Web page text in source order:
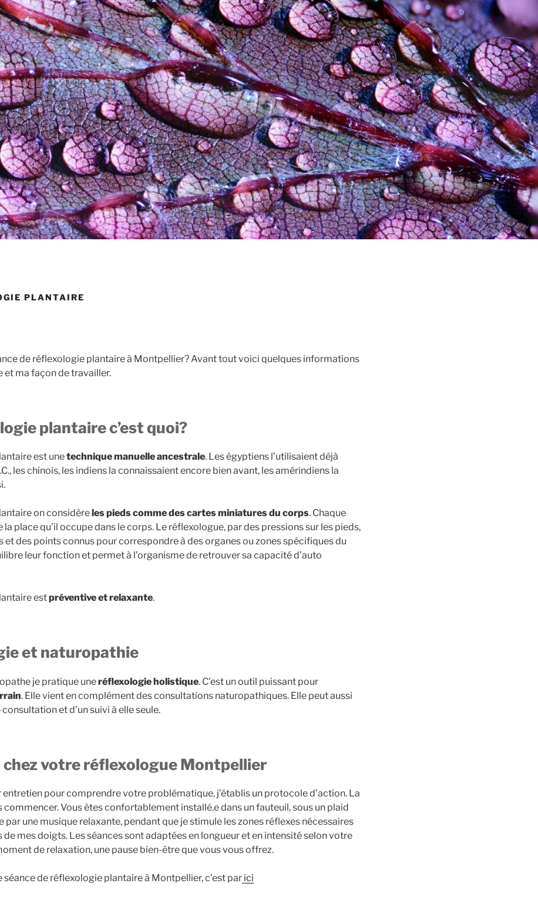
PLANTAIRE
de réflexologie plantaire à Montpellier? Avant tout voici quelques informations
et ma façon de travailler.
plantaire c’est quoi?
est unetechnique manuelle ancestrale. Les égyptiens l’utilisaient déjà
les chinois, les indiens la connaissaient encore bien avant, les amérindiens la
on considèreles pieds comme des cartes miniatures du corps. Chaque
place qu’il occupe dans le corps. Le réflexologue, par des pressions sur les pieds,
et des points connus pour correspondre à des organes ou zones spécifiques du
leur fonction et permet à l’organisme de retrouver sa capacité d’auto
estpréventive et relaxante.
et naturopathie
je pratique uneréflexologie holistique. C’est un outil puissant pour
. Elle vient en complément des consultations naturopathiques. Elle peut aussi
consultation et d’un suivi à elle seule.
chez votre réflexologue Montpellier
pour comprendre votre problématique, j’établis un protocole d’action. La
commencer. Vous êtes confortablement installé.e dans un fauteuil, sous un plaid
par une musique relaxante, pendant que je stimule les zones réflexes nécessaires
de mes doigts. Les séances sont adaptées en longueur et en intensité selon votre
de relaxation, une pause bien-être que vous vous offrez.
séance de réflexologie plantaire à Montpellier, c’est par ici